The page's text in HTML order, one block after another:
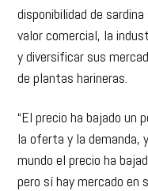
disponibilidad de
valor comercial, la
y diversificar sus
de plantas harineras.
“El precio ha bajado un
la oferta y la demanda,
mundo el precio ha
pero sí hay mercado